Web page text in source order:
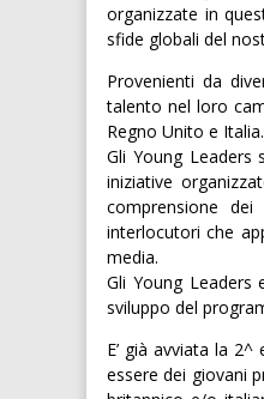
organizzate in
sfide globali del
Provenienti da
talento nel loro
Regno Unito e Italia.
Gli Young Leaders
iniziative
comprensione
interlocutori che
media.
Gli Young
sviluppo del
E’ già avviata la
essere dei giovani